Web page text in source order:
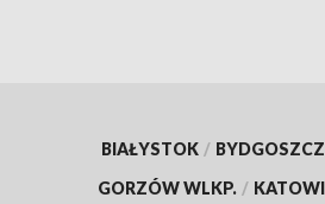
BIAŁYSTOK / BYDGOSZCZ
GORZÓW WLKP. /